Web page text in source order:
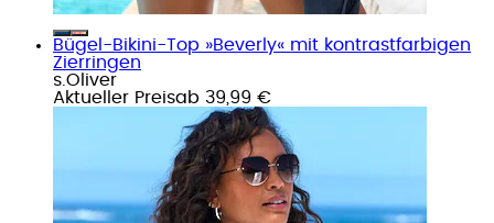
Bügel-Bikini-Top »Beverly« mit kontrastfarbigen
Zierringen
s.Oliver
Aktueller Preisab 39,99 €